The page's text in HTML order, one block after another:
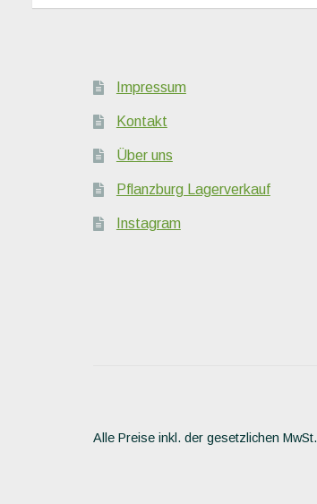
Impressum
Kontakt
Über uns
Pflanzburg Lagerverkauf
Instagram
Alle Preise inkl. der gesetzlichen MwSt.